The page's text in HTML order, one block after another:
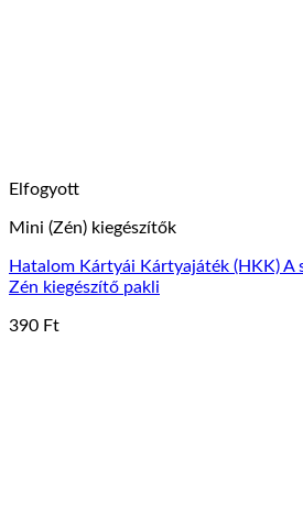
Elfogyott
Mini (Zén) kiegészítők
Hatalom Kártyái Kártyajáték (HKK) A
Zén kiegészítő pakli
390 Ft